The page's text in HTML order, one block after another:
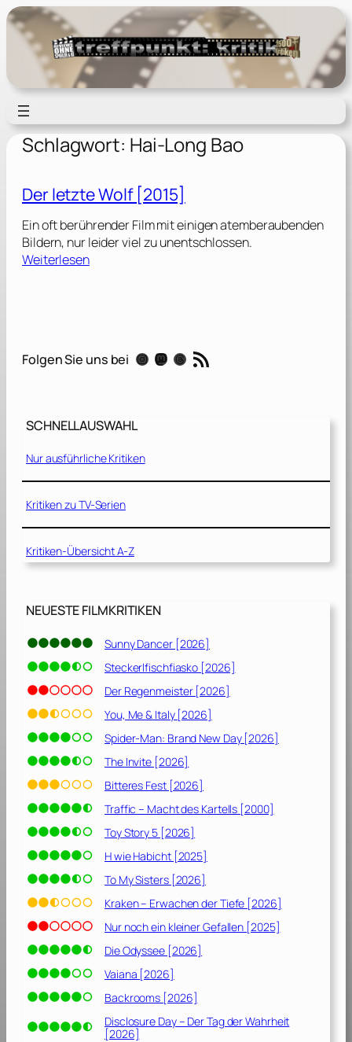
Zum
Inhalt
springen
Schlagwort: Hai-Long Bao
Der letzte Wolf [2015]
Ein oft berührender Film mit einigen atemberaubenden
Bildern, nur leider viel zu unentschlossen.
Weiterlesen:
t
W
l
f
[
1
5
Folgen Sie uns bei Instagram Mastodon Threads RSS-Feed
SCHNELLAUSWAHL
Nur ausführliche Kritiken
Kritiken zu TV-Serien
Kritiken-Übersicht A-Z
NEUESTE FILMKRITIKEN
Sunny Dancer [2026]
Steckerlfischfiasko [2026]
Der Regenmeister [2026]
You, Me & Italy [2026]
Spider-Man: Brand New Day [2026]
The Invite [2026]
Bitteres Fest [2026]
Traffic – Macht des Kartells [2000]
Toy Story 5 [2026]
H wie Habicht [2025]
To My Sisters [2026]
Kraken – Erwachen der Tiefe [2026]
Nur noch ein kleiner Gefallen [2025]
Die Odyssee [2026]
Vaiana [2026]
Backrooms [2026]
Disclosure Day – Der Tag der Wahrheit
[2026]